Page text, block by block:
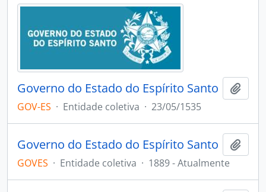
Governo do Estado do Espírito Santo
GOV-ES · Entidade coletiva · 23/05/1535
Governo do Estado do Espírito Santo
GOVES · Entidade coletiva · 1889 - Atualmente